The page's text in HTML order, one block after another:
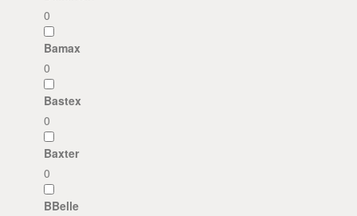
0
Bamax
0
Bastex
0
Baxter
0
BBelle